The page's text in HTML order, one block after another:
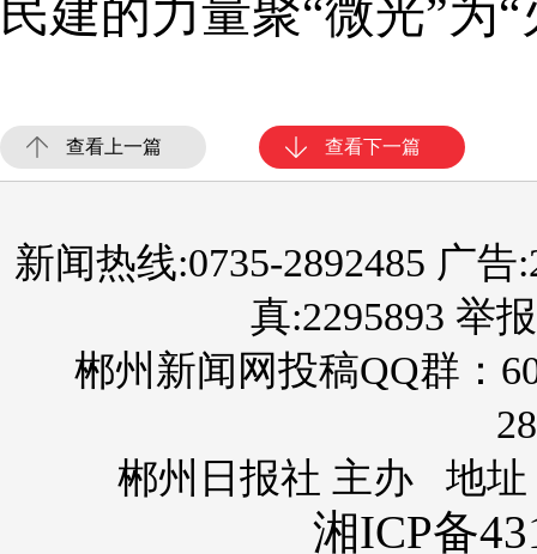
民建的力量聚“微光”为
查看上一篇 查看下一篇
新闻热线:0735-2892485 广告
真:2295893 举
郴州新闻网投稿QQ群：
郴州日报社 主办 地址
湘ICP备